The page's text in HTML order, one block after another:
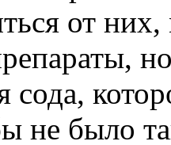
от
сода,
не было